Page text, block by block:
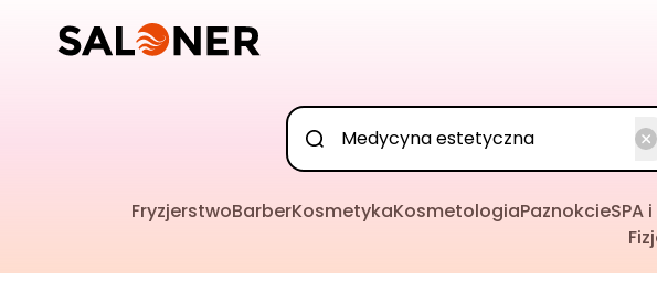
FryzjerstwoBarberKosmetykaKosmetologiaPaznokcieSPA